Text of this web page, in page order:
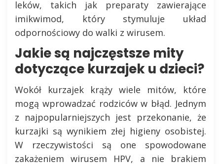
leków, takich jak preparaty zawierające
imikwimod, który stymuluje układ
odpornościowy do walki z wirusem.
Jakie są najczęstsze mity
dotyczące kurzajek u dzieci?
Wokół kurzajek krąży wiele mitów, które
mogą wprowadzać rodziców w błąd. Jednym
z najpopularniejszych jest przekonanie, że
kurzajki są wynikiem złej higieny osobistej.
W rzeczywistości są one spowodowane
zakażeniem wirusem HPV, a nie brakiem